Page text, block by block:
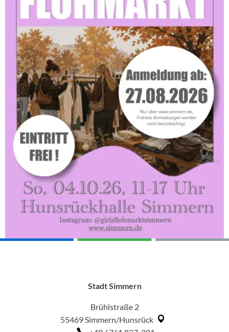
Stadt Simmern
Brühlstraße 2
55469Simmern/Hunsrück